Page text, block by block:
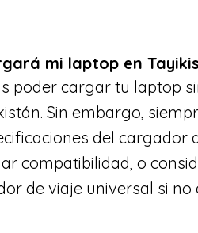
mi laptop en
poder cargar tu laptop
Sin embargo,
del cargador
compatibilidad, o
de viaje universal si no